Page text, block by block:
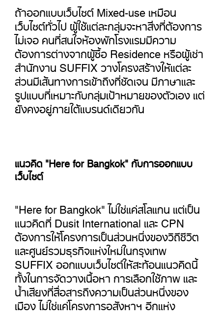
ถ้าออกแบบเว็บไซต์ Mixed-use เหมือน
เว็บไซต์ทั่วไป ผู้ใช้แต่ละกลุ่มจะหาสิ่งที่ต้องการ
ไม่เจอ คนที่สนใจห้องพักโรงแรมมีความ
ต้องการต่างจากผู้ซื้อ Residence หรือผู้เช่า
สำนักงาน SUFFIX วางโครงสร้างให้แต่ละ
ส่วนมีเส้นทางการเข้าถึงที่ชัดเจน มีภาษาและ
รูปแบบที่เหมาะกับกลุ่มเป้าหมายของตัวเอง แต่
ยังคงอยู่ภายใต้แบรนด์เดียวกัน
แนวคิด "Here for Bangkok" กับการออกแบบ
เว็บไซต์
"Here for Bangkok"ไม่ใช่แค่สโลแกน แต่เป็น
แนวคิดที่ Dusit International และCPN
ต้องการให้โครงการเป็นส่วนหนึ่งของวิถีชีวิต
และศูนย์รวมธุรกิจแห่งใหม่ในกรุงเทพ
SUFFIXออกแบบเว็บไซต์ให้สะท้อนแนวคิดนี้
ทั้งในการจัดวางเนื้อหา การเลือกใช้ภาพ และ
น้ำเสียงที่สื่อสารถึงความเป็นส่วนหนึ่งของ
เมือง ไม่ใช่แค่โครงการอสังหาฯ อีกแห่ง